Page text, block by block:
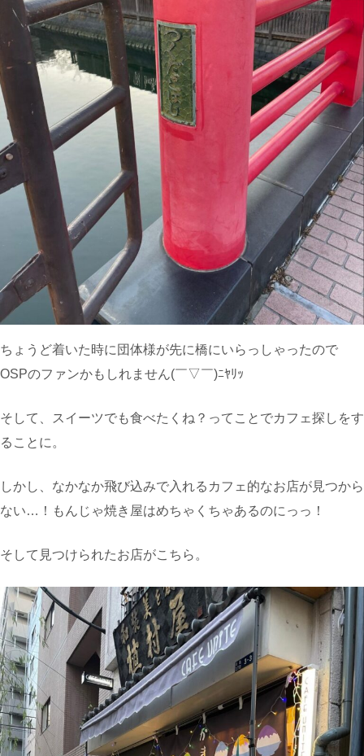
ちょうど着いた時に団体様が先に橋にいらっしゃったので
OSPのファンかもしれません(￣▽￣)ﾆﾔﾘｯ
そして、スイーツでも食べたくね？ってことでカフェ探しをす
ることに。
しかし、なかなか飛び込みで入れるカフェ的なお店が見つから
ない…！もんじゃ焼き屋はめちゃくちゃあるのにっっ！
そして見つけられたお店がこちら。